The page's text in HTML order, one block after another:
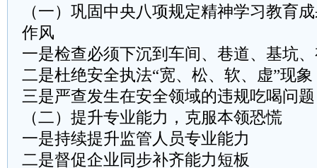
（一）巩固中央八项规定精神学习教育
作风
一是检查必须下沉到车间、巷道、基坑
二是杜绝安全执法“宽、松、软、虚”现象
三是严查发生在安全领域的违规吃喝问题
（二）提升专业能力，克服本领恐慌
一是持续提升监管人员专业能力
二是督促企业同步补齐能力短板